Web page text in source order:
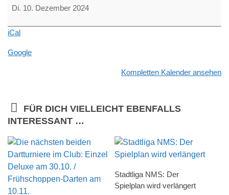
G
Di. 10. Dezember 2024
iCal
Google
Kompletten Kalender ansehen
FÜR DICH VIELLEICHT EBENFALLS
INTERESSANT …
Stadtliga NMS: Der
Spielplan wird verlängert